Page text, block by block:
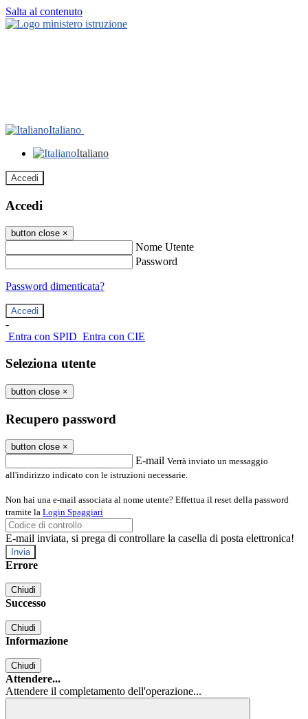
Salta al contenuto
Italiano
Italiano
Accedi
Accedi
button close ×
Nome Utente
Password
Password dimenticata?
-
Entra con SPID Entra con CIE
Seleziona utente
button close ×
Recupero password
button close ×
E-mail Verrà inviato un messaggio
all'indirizzo indicato con le istruzioni necessarie.
Non hai una e-mail associata al nome utente? Effettua il reset della password
tramite la Login Spaggiari
E-mail inviata, si prega di controllare la casella di posta elettronica!
Errore
Chiudi
Successo
Chiudi
Informazione
Chiudi
Attendere...
Attendere il completamento dell'operazione...